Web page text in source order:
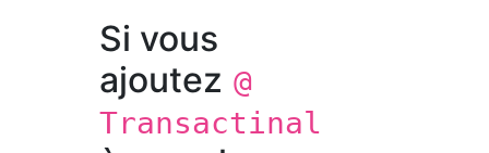
Si vous
ajoutez @
Transactinal